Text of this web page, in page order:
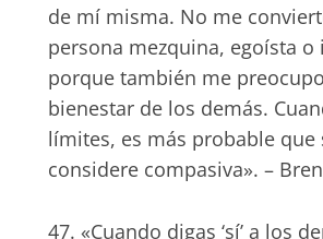
de mí misma. No me
persona mezquina, egoísta o
porque también me
bienestar de los demás.
límites, es más probable que
considere compasiva». –
47. «Cuando digas ‘sí’ a los